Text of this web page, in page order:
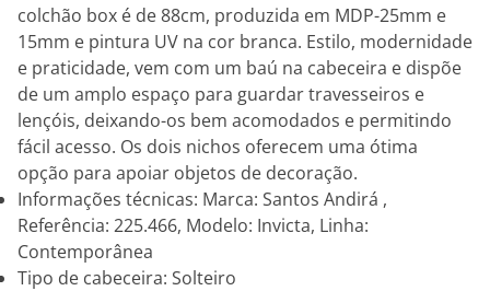
colchão box é de 88cm, produzida em MDP-25mm e
15mm e pintura UV na cor branca. Estilo, modernidade
e praticidade, vem com um baú na cabeceira e dispõe
de um amplo espaço para guardar travesseiros e
lençóis, deixando-os bem acomodados e permitindo
fácil acesso. Os dois nichos oferecem uma ótima
opção para apoiar objetos de decoração.
Informações técnicas: Marca: Santos Andirá ,
Referência: 225.466, Modelo: Invicta, Linha:
Contemporânea
Tipo de cabeceira: Solteiro